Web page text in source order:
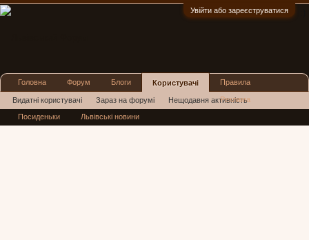
Увійти або зареєструватися
Головна Форум Блоги Користувачі
Видатні користувачі Зараз на форумі Нещодавня активність
Нові повідомлення профілю
Правила
Реклама
Посиденьки Львівські новини